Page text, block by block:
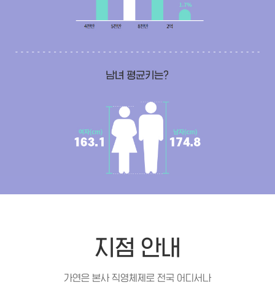
지점 안내
가연은 본사 직영체제로 전국 어디서나